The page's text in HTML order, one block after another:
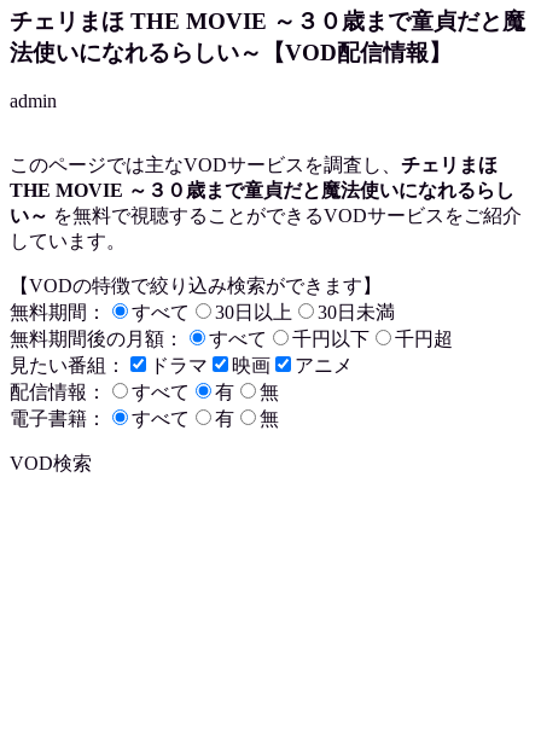
チェリまほ THE MOVIE ～３０歳まで童貞だと魔
法使いになれるらしい～【VOD配信情報】
admin
このページでは主なVODサービスを調査し、 チェリまほ
THE MOVIE ～３０歳まで童貞だと魔法使いになれるらし
い～ を無料で視聴することができるVODサービスをご紹介
しています。
【VODの特徴で絞り込み検索ができます】
無料期間：
すべて 30日以上
30日未満
無料期間後の月額：
すべて 千円以下
千円超
見たい番組：
ドラマ 映画
アニメ
配信情報：
すべて 有
無
電子書籍：
すべて 有 無
VOD検索